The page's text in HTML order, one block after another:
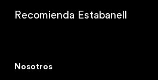
Recomienda Estabanell
Nosotros